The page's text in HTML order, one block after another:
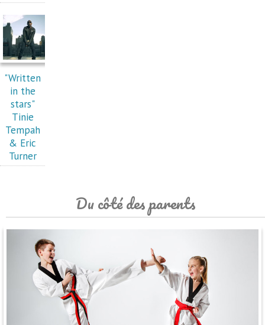
"Written
in the
stars"
Tinie
Tempah
& Eric
Turner
Du côté des parents